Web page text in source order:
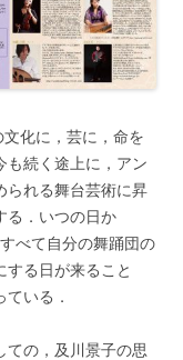
化に，芸に，命を
も続く途上に，アン
られる舞台芸術に昇
る．いつの日か
べて自分の舞踊団の
する日が来ること
いる．
ての，及川景子の思